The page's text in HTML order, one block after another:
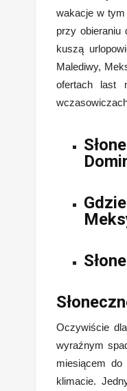
wakacje w
przy obieraniu
kuszą
Malediwy,
ofertach last
Oczywiście
wyraźnym
miesiącem
klimacie.